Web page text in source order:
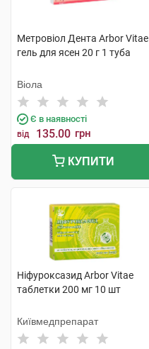
Метровіол Дента Arbor Vitae
гель для ясен 20 г 1 туба
Віола
Є в наявності
від 135.00 грн
КУПИТИ
Ніфуроксазид Arbor Vitae
таблетки 200 мг 10 шт
Київмедпрепарат